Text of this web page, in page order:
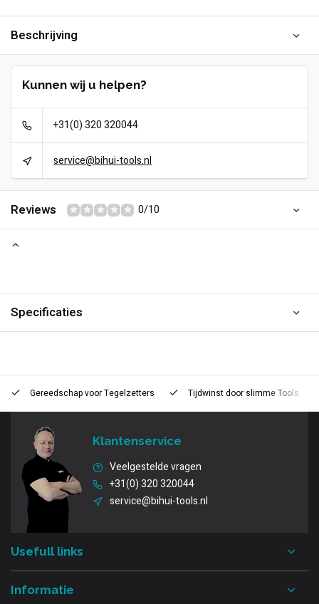
Beschrijving
Kunnen wij u helpen?
+31(0) 320 320044
service@bihui-tools.nl
Reviews 0/10
Specificaties
Gereedschap voorTegelzetters Tijdwinst door slimme Tools
Klantenservice
Veelgestelde vragen
+31(0) 320 320044
service@bihui-tools.nl
Usefull links
Informatie